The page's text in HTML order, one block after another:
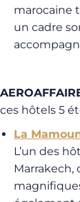
marocaine
un cadre
ces hôtels 5
La
L’un des
Marrakech,